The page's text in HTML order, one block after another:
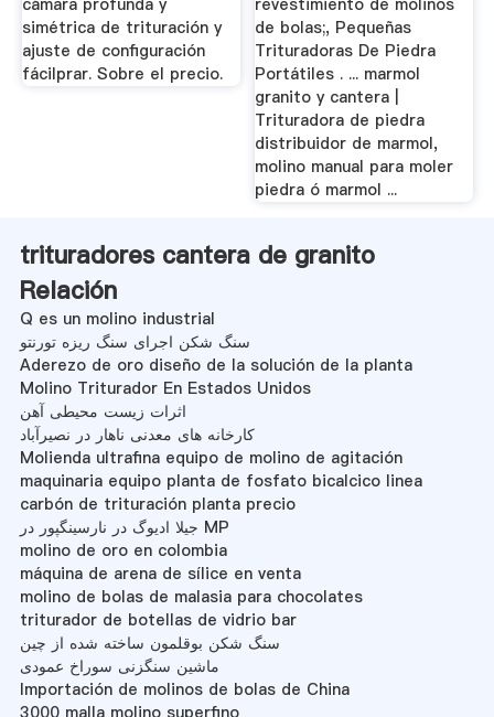
cámara profunda y
simétrica de trituración y
ajuste de configuración
fácilprar. Sobre el precio.
revestimiento de molinos
de bolas;, Pequeñas
Trituradoras De Piedra
Portátiles . ... marmol
granito y cantera |
Trituradora de piedra
distribuidor de marmol,
molino manual para moler
piedra ó marmol ...
trituradores cantera de granito
Relación
Q es un molino industrial
سنگ شکن اجرای سنگ ریزه تورنتو
Aderezo de oro diseño de la solución de la planta
Molino Triturador En Estados Unidos
اثرات زیست محیطی آهن
کارخانه های معدنی ناهار در نصیرآباد
Molienda ultrafina equipo de molino de agitación
maquinaria equipo planta de fosfato bicalcico linea
carbón de trituración planta precio
جیلا ادیوگ در نارسینگپور در MP
molino de oro en colombia
máquina de arena de sílice en venta
molino de bolas de malasia para chocolates
triturador de botellas de vidrio bar
سنگ شکن بوقلمون ساخته شده از چین
ماشین سنگزنی سوراخ عمودی
Importación de molinos de bolas de China
3000 malla molino superfino